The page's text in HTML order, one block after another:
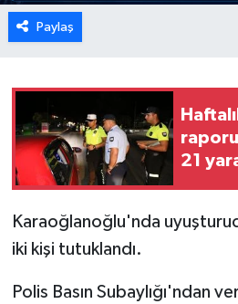
Paylaş
21
Karaoğlanoğlu'nda
iki kişi tutuklandı.
Polis Basın Subaylığı'ndan
GÜNEY KIBRIS
LAPTA
LEFKOŞA
MAGAZİN
Nöbetçi Eczaneler